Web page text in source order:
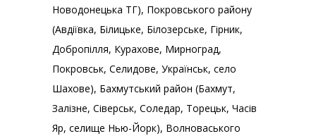
Новодонецька ТГ), Покровського району
(Авдіївка, Білицьке, Білозерське, Гірник,
Добропілля, Курахове, Мирноград,
Покровськ, Селидове, Українськ, село
Шахове), Бахмутський район (Бахмут,
Залізне, Сіверськ, Соледар, Торецьк, Часів
Яр, селище Нью-Йорк), Волноваського